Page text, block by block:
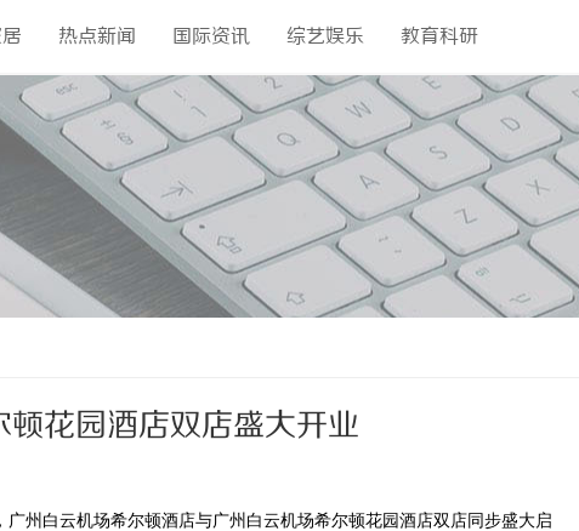
热点新闻 国际资讯 综艺娱乐 教育科研
花园酒店双店盛大开业
州白云机场希尔顿酒店与广州白云机场希尔顿花园酒店双店同步盛大启